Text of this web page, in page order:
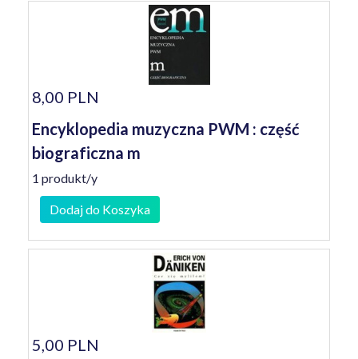
8,00 PLN
Encyklopedia muzyczna PWM : część
biograficzna m
1 produkt/y
Dodaj do Koszyka
5,00 PLN